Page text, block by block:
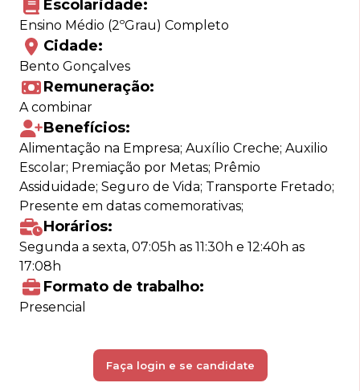
Escolaridade:
Ensino Médio (2ºGrau) Completo
Cidade:
Bento Gonçalves
Remuneração:
A combinar
Benefícios:
Alimentação na Empresa; Auxílio Creche; Auxilio
Escolar; Premiação por Metas; Prêmio
Assiduidade; Seguro de Vida; Transporte Fretado;
Presente em datas comemorativas;
Horários:
Segunda a sexta, 07:05h as 11:30h e 12:40h as
17:08h
Formato de trabalho:
Presencial
Faça login e se candidate